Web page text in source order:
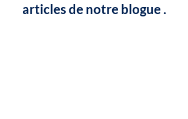
articles de notre blogue .